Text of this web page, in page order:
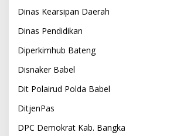
Dinas Kearsipan Daerah
Dinas Pendidikan
Diperkimhub Bateng
Disnaker Babel
Dit Polairud Polda Babel
DitjenPas
DPC Demokrat Kab. Bangka